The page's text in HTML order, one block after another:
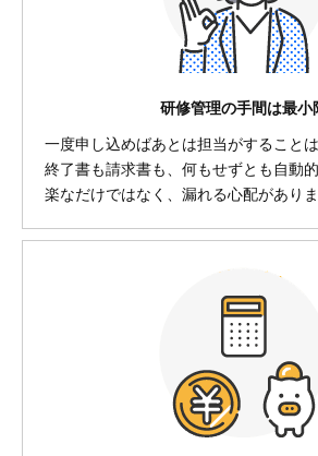
研修管理の手間は最小
一度申し込めばあとは担当がすること
終了書も請求書も、何もせずとも自動
楽なだけではなく、漏れる心配がありま